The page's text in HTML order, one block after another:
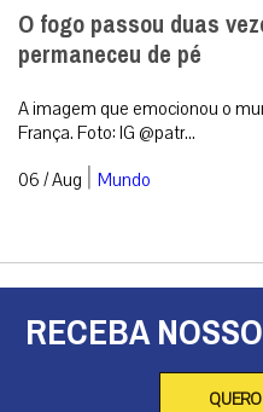
O fogo passou duas
permaneceu de pé
A imagem que emocionou o
França. Foto: IG @patr...
06 / Aug | Mundo
RECEBA